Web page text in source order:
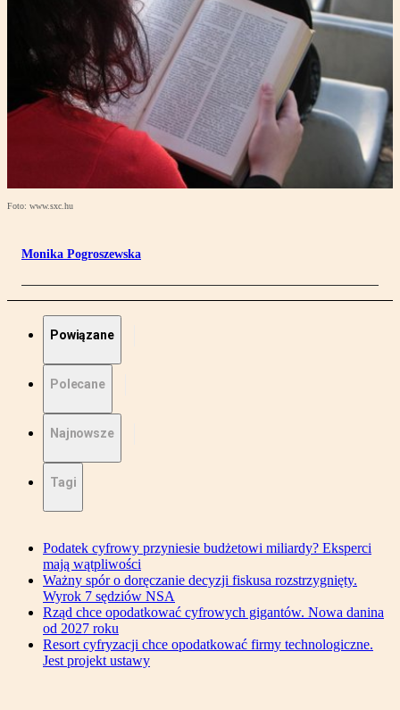
Foto: www.sxc.hu
Monika Pogroszewska
Powiązane
Polecane
Najnowsze
Tagi
Podatek cyfrowy przyniesie budżetowi miliardy? Eksperci
mają wątpliwości
Ważny spór o doręczanie decyzji fiskusa rozstrzygnięty.
Wyrok 7 sędziów NSA
Rząd chce opodatkować cyfrowych gigantów. Nowa danina
od 2027 roku
Resort cyfryzacji chce opodatkować firmy technologiczne.
Jest projekt ustawy